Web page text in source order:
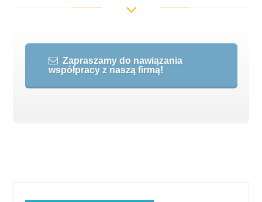
Zapraszamy do nawiązania
współpracy z naszą firmą!